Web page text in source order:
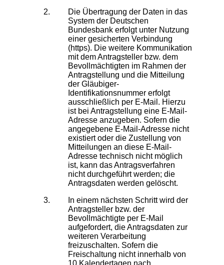
Die Übertragung der Daten in das
System der Deutschen
Bundesbank erfolgt unter Nutzung
einer gesicherten Verbindung
(https). Die weitere Kommunikation
mit dem Antragsteller bzw. dem
Bevollmächtigten im Rahmen der
Antragstellung und die Mitteilung
der Gläubiger-
Identifikationsnummer erfolgt
ausschließlich per E-Mail. Hierzu
ist bei Antragstellung eine E-Mail-
Adresse anzugeben. Sofern die
angegebene E-Mail-Adresse nicht
existiert oder die Zustellung von
Mitteilungen an diese E-Mail-
Adresse technisch nicht möglich
ist, kann das Antragsverfahren
nicht durchgeführt werden; die
Antragsdaten werden gelöscht.
In einem nächsten Schritt wird der
Antragsteller bzw. der
Bevollmächtigte per E-Mail
aufgefordert, die Antragsdaten zur
weiteren Verarbeitung
freizuschalten. Sofern die
Freischaltung nicht innerhalb von